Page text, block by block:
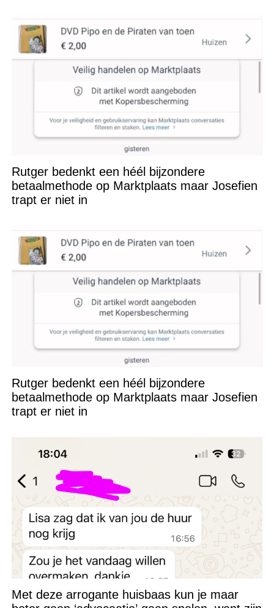
Rutger bedenkt een héél bijzondere
betaalmethode op Marktplaats maar Josefien
trapt er niet in
Rutger bedenkt een héél bijzondere
betaalmethode op Marktplaats maar Josefien
trapt er niet in
Met deze arrogante huisbaas kun je maar